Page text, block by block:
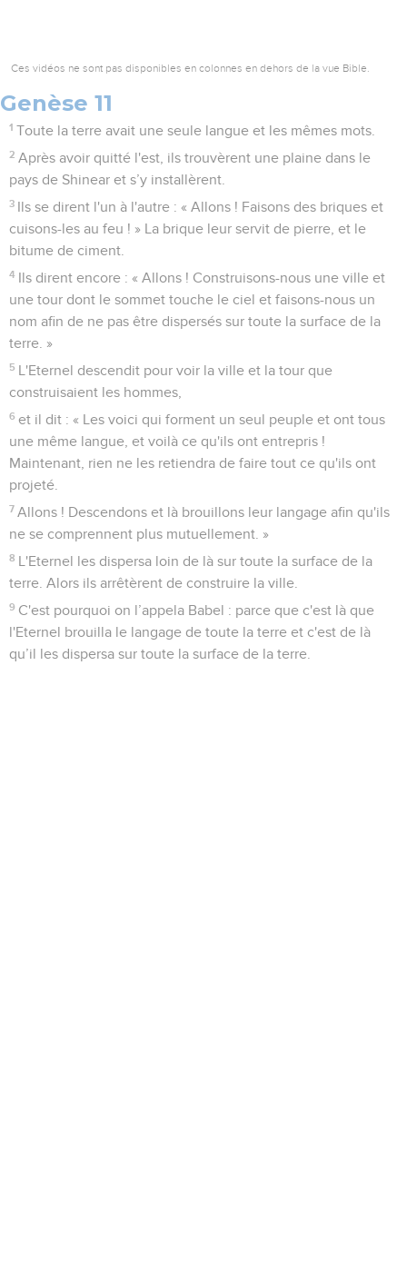
Ces vidéos ne sont pas disponibles en colonnes en dehors de la vue Bible.
Genèse 11
1 Toute la terre avait une seule langue et les mêmes mots.
2 Après avoir quitté l'est, ils trouvèrent une plaine dans le
pays de Shinear et s’y installèrent.
3 Ils se dirent l'un à l'autre : « Allons ! Faisons des briques et
cuisons-les au feu ! » La brique leur servit de pierre, et le
bitume de ciment.
4 Ils dirent encore : « Allons ! Construisons-nous une ville et
une tour dont le sommet touche le ciel et faisons-nous un
nom afin de ne pas être dispersés sur toute la surface de la
terre. »
5 L'Eternel descendit pour voir la ville et la tour que
construisaient les hommes,
6 et il dit : « Les voici qui forment un seul peuple et ont tous
une même langue, et voilà ce qu'ils ont entrepris !
Maintenant, rien ne les retiendra de faire tout ce qu'ils ont
projeté.
7 Allons ! Descendons et là brouillons leur langage afin qu'ils
ne se comprennent plus mutuellement. »
8 L'Eternel les dispersa loin de là sur toute la surface de la
terre. Alors ils arrêtèrent de construire la ville.
9 C'est pourquoi on l’appela Babel : parce que c'est là que
l'Eternel brouilla le langage de toute la terre et c'est de là
qu’il les dispersa sur toute la surface de la terre.